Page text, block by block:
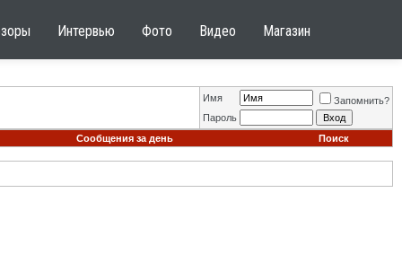
Интервью Фото Видео Магазин
Имя
Запомнить?
Пароль
Сообщения за день
Поиск